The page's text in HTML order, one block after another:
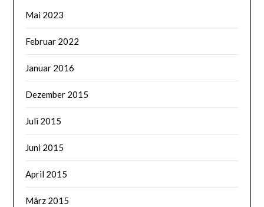
Mai 2023
Februar 2022
Januar 2016
Dezember 2015
Juli 2015
Juni 2015
April 2015
März 2015